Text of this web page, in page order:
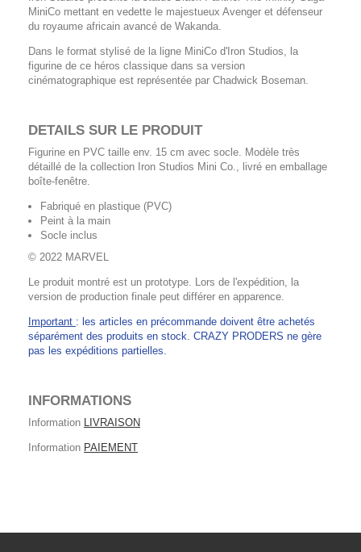
MiniCo mettant en vedette le majestueux Avenger et défenseur
du royaume africain avancé de Wakanda.
Dans le format stylisé de la ligne MiniCo d'Iron Studios, la
figurine de ce héros classique dans sa version
cinématographique est représentée par Chadwick Boseman.
DETAILS SUR LE PRODUIT
Figurine en PVC taille env. 15 cm avec socle. Modèle très
détaillé de la collection Iron Studios Mini Co., livré en emballage
boîte-fenêtre.
Fabriqué en plastique (PVC)
Peint à la main
Socle inclus
© 2022 MARVEL
Le produit montré est un prototype. Lors de l'expédition, la
version de production finale peut différer en apparence.
Important : les articles en précommande doivent être achetés
séparément des produits en stock. CRAZY PRODERS ne gère
pas les expéditions partielles.
INFORMATIONS
Information LIVRAISON
Information PAIEMENT